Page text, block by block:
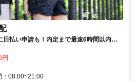
日払い申請も！内定まで最速6時間以内も
リアは半径1キロ~2キロ以内✅
：08:00~21:00